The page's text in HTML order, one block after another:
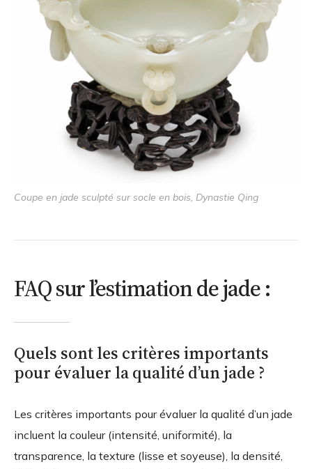
Coupe en jade sculpté sur socle en bois, Dynastie Qing
FAQ sur l’estimation de jade :
Quels sont les critères importants
pour évaluer la qualité d’un jade ?
Les critères importants pour évaluer la qualité d’un jade
incluent la couleur (intensité, uniformité), la
transparence, la texture (lisse et soyeuse), la densité,